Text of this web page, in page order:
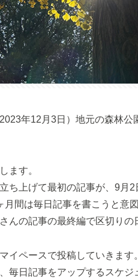
年12月3日）地元の森林公
ます。
ち上げて最初の記事が、9月2
月間は毎日記事を書こうと意
んの記事の最終編で区切りの
イペースで投稿していきます。
毎日記事をアップするスケ